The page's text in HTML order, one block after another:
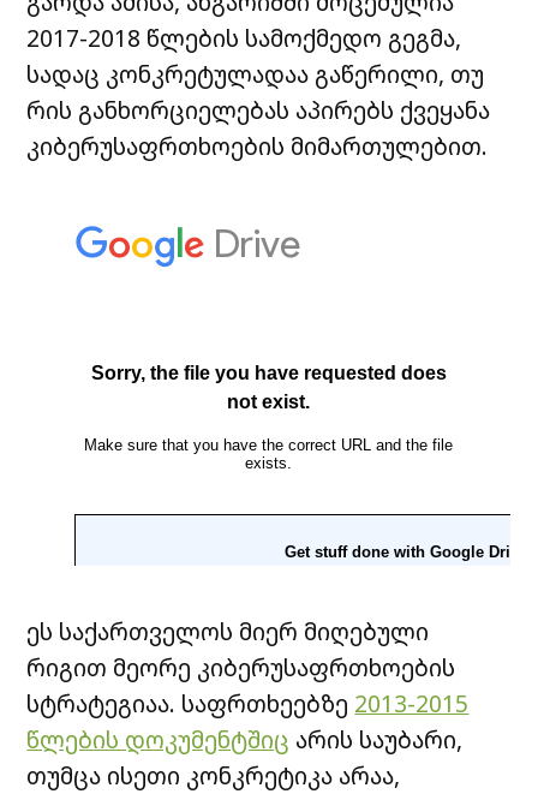
2017-2018 წლების სამოქმედო გეგმა,
სადაც კონკრეტულადაა გაწერილი, თუ
რის განხორციელებას აპირებს ქვეყანა
კიბერუსაფრთხოების მიმართულებით.
ეს საქართველოს მიერ მიღებული
რიგით მეორე კიბერუსაფრთხოების
სტრატეგიაა. საფრთხეებზე 2013-2015
წლების დოკუმენტშიც არის საუბარი,
თუმცა ისეთი კონკრეტიკა არაა,